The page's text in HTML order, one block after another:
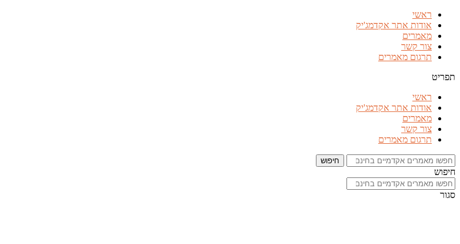
לתוכן
ראשי
אודות אתר אקדמג'יק
מאמרים
צור קשר
תרגום מאמרים
תפריט
ראשי
אודות אתר אקדמג'יק
מאמרים
צור קשר
תרגום מאמרים
חיפוש
חיפוש
סגור